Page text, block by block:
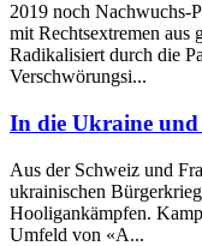
2019 noch Nachwuchs-
mit Rechtsextremen aus
Radikalisiert durch die
Verschwörungsi...
In die Ukraine
Aus der Schweiz und
ukrainischen
Hooligankämpfen.
Umfeld von «A...